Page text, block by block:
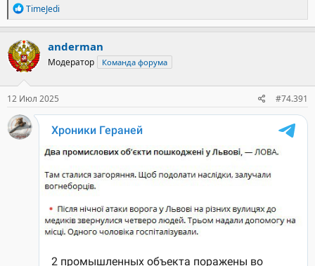
Р
е
а
к
ц
и
и
:
TimeJedi
anderman
Модератор Команда форума
12 Июл 2025 #74.391